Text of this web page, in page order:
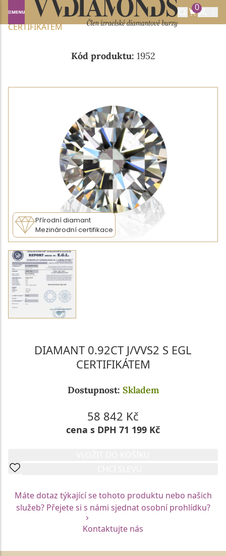
0
Domů NABÍDKA DIAMANTŮ
0.92CT J/VVS2 S EGL
CERTIFIKÁTEM
Kód produktu: 1952
Přírodní diamant
Mezinárodní certifikace
DIAMANT 0.92CT J/VVS2 S EGL
CERTIFIKÁTEM
Dostupnost: Skladem
58 842 Kč
cena s DPH 71 199 Kč
Máte dotaz týkající se tohoto produktu nebo našich
služeb? Přejete si s námi sjednat osobní prohlídku?
Kontaktujte nás